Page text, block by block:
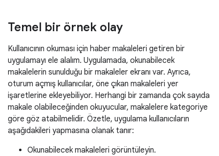
Temel bir örnek olay
Kullanıcının okuması için haber makaleleri getiren bir
uygulamayı ele alalım. Uygulamada, okunabilecek
makalelerin sunulduğu bir makaleler ekranı var. Ayrıca,
oturum açmış kullanıcılar, öne çıkan makaleleri yer
işaretlerine ekleyebiliyor. Herhangi bir zamanda çok sayıda
makale olabileceğinden okuyucular, makalelere kategoriye
göre göz atabilmelidir. Özetle, uygulama kullanıcıların
aşağıdakileri yapmasına olanak tanır:
Okunabilecek makaleleri görüntüleyin.